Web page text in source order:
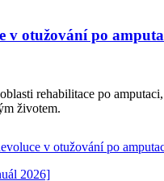
v otužování po
rehabilitace po
životem.
v otužování po